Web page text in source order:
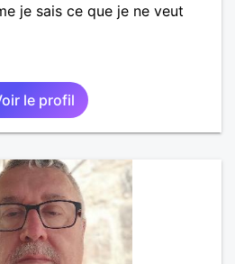
je sais ce que je ne veut
le profil